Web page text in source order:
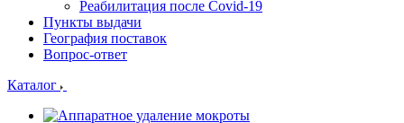
Реабилитация после Covid-19
Пункты выдачи
География поставок
Вопрос-ответ
Каталог